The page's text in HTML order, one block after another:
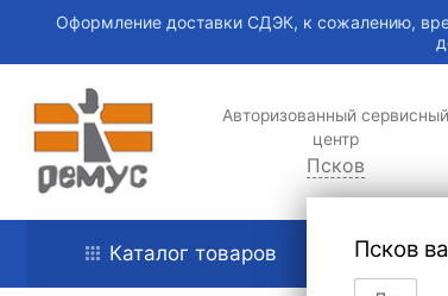
Оформление доставки СДЭК, к сожалению,
Авторизованный сервисный
центр
Псков
Псков
Каталог товаров